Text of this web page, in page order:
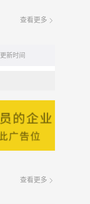
查看更多
更新时间
查看更多